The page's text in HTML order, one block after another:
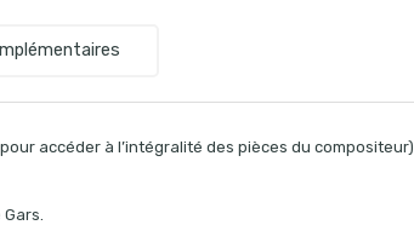
accéder à l’intégralité des pièces du compositeur)